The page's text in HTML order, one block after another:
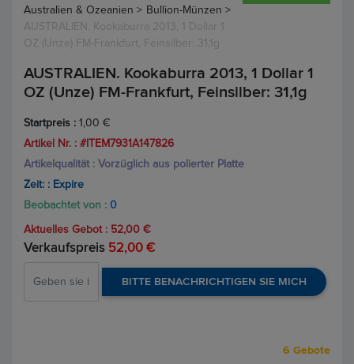
Australien & Ozeanien > Bullion-Münzen >
AUSTRALIEN. Kookaburra 2013, 1 Dollar 1
OZ (Unze) FM-Frankfurt, Feinsilber: 31,1g
AUSTRALIEN. Kookaburra 2013, 1 Dollar 1
OZ (Unze) FM-Frankfurt, Feinsilber: 31,1g
Startpreis : 1,00 €
Artikel Nr. : #ITEM7931A147826
Artikelqualität : Vorzüglich aus polierter Platte
Zeit: : Expire
Beobachtet von : 0
Aktuelles Gebot : 52,00 €
Verkaufspreis 52,00 €
BITTE BENACHRICHTIGEN SIE MICH
6 Gebote